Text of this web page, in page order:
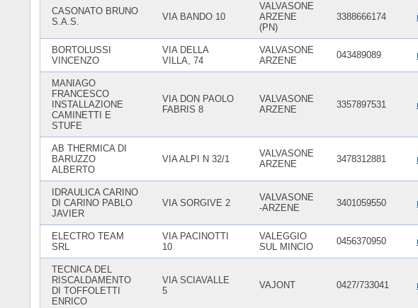
CASONATO BRUNO
S.A.S.
VIA BANDO 10
VALVASONE
ARZENE
(PN)
3388666174
BORTOLUSSI
VINCENZO
VIA DELLA
VILLA, 74
VALVASONE
ARZENE
043489089
MANIAGO
FRANCESCO
INSTALLAZIONE
CAMINETTI E
STUFE
VIA DON PAOLO
FABRIS 8
VALVASONE
ARZENE
3357897531
AB THERMICA DI
BARUZZO
ALBERTO
VIA ALPI N 32/1
VALVASONE
ARZENE
3478312881
IDRAULICA CARINO
DI CARINO PABLO
JAVIER
VIA SORGIVE 2
VALVASONE
-ARZENE
3401059550
ELECTRO TEAM
SRL
VIA PACINOTTI
10
VALEGGIO
SUL MINCIO
0456370950
TECNICA DEL
RISCALDAMENTO
DI TOFFOLETTI
ENRICO
VIA SCIAVALLE
5
VAJONT 0427/733041